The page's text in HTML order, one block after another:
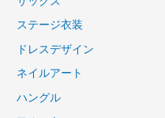
ステージ衣装
ドレスデザイン
ネイルアート
ハングル